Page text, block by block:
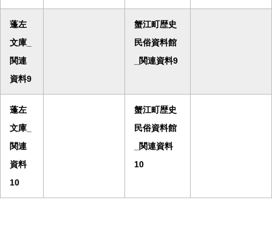
蓬左
文庫_
関連
資料9
蟹江町歴史
民俗資料館
_関連資料9
蓬左
文庫_
関連
資料
10
蟹江町歴史
民俗資料館
_関連資料
10